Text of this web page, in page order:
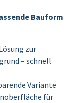
Bauform
zur
– schnell
Variante
für